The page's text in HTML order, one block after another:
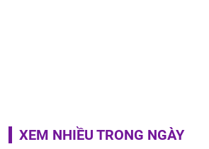
XEM NHIỀU TRONG NGÀY